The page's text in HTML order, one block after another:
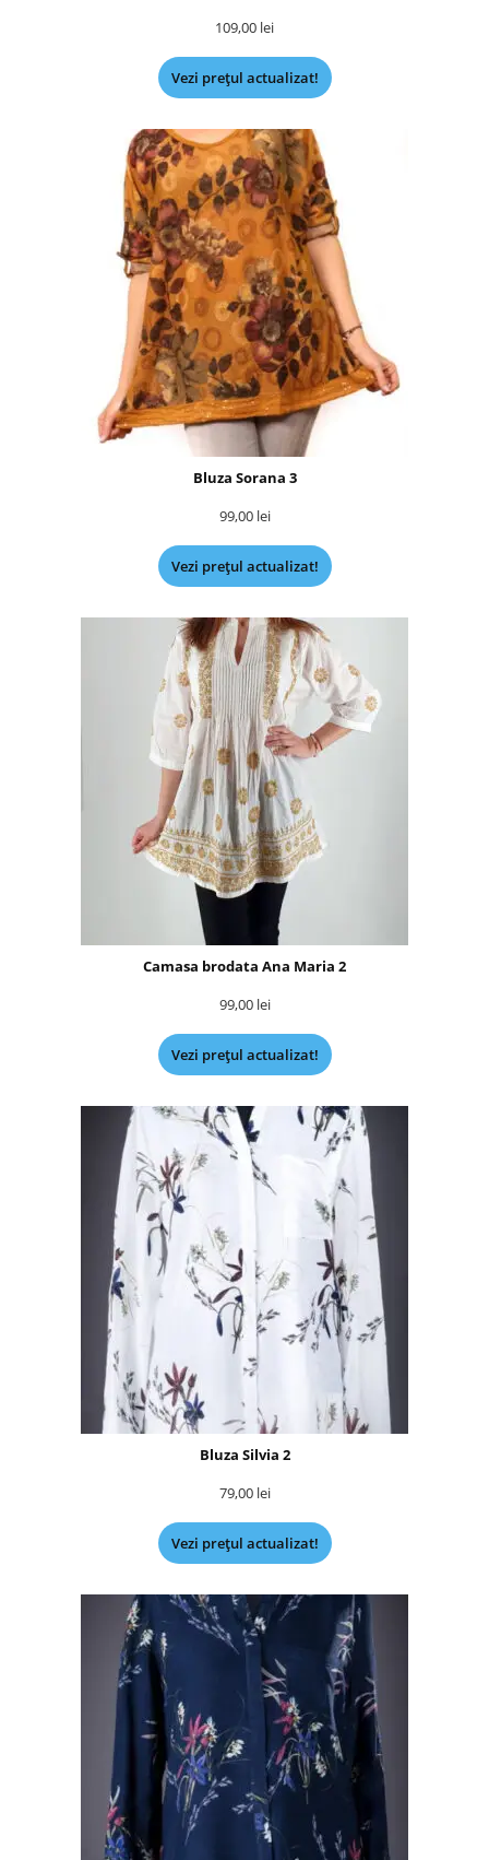
109,00 lei
Vezi prețul actualizat!
Bluza Sorana 3
99,00 lei
Vezi prețul actualizat!
Camasa brodata Ana Maria 2
99,00 lei
Vezi prețul actualizat!
Bluza Silvia 2
79,00 lei
Vezi prețul actualizat!